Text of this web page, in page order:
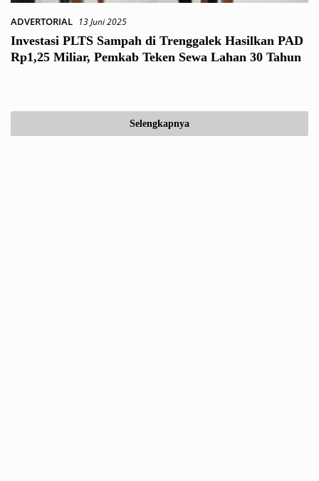
ADVERTORIAL 13 Juni 2025
Investasi PLTS Sampah di Trenggalek Hasilkan PAD
Rp1,25 Miliar, Pemkab Teken Sewa Lahan 30 Tahun
Selengkapnya